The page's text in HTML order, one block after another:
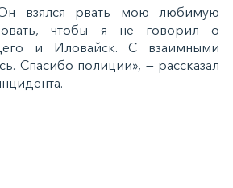
взялся рвать мою любимую
чтобы я не говорил о
и Иловайск. С взаимными
Спасибо полиции», — рассказал